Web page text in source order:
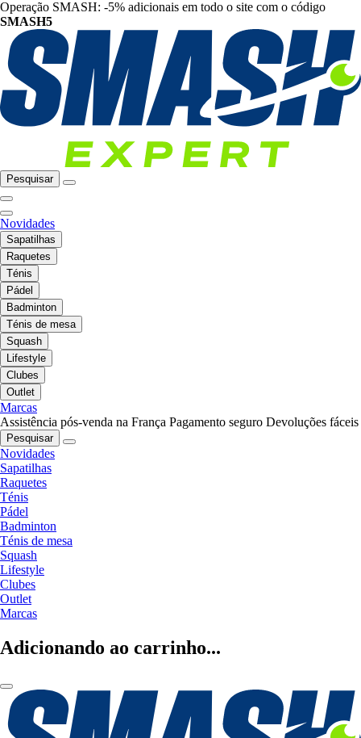
Operação SMASH: -5% adicionais em todo o site com o código
SMASH5
Pesquisar
Novidades
Sapatilhas
Raquetes
Ténis
Pádel
Badminton
Ténis de mesa
Squash
Lifestyle
Clubes
Outlet
Marcas
Assistência pós-venda na França Pagamento seguro Devoluções fáceis
Pesquisar
Novidades
Sapatilhas
Raquetes
Ténis
Pádel
Badminton
Ténis de mesa
Squash
Lifestyle
Clubes
Outlet
Marcas
Adicionando ao carrinho...